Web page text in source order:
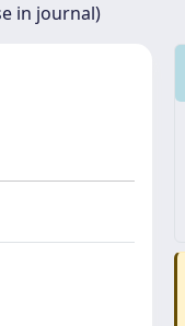
in journal)